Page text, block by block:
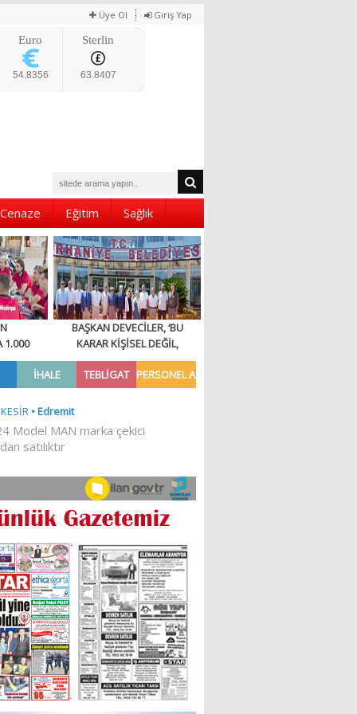
Üye Ol Giriş Yap
Euro
54.8356
Sterlin
63.8407
Cenaze Eğitim Sağlık
1.000
BAŞKAN DEVECİLER, ‘BU
KARAR KİŞİSEL DEĞİL,
İLKESEL BİR DURUŞTUR’